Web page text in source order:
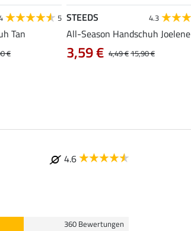
5
Tan
€
STEEDS 4.3
All-Season Handschuh Joelene
4,49 €15,90 €
3,59 €
4.6
360 Bewertungen